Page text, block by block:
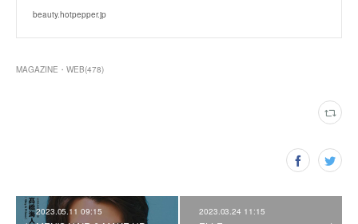
beauty.hotpepper.jp
MAGAZINE・WEB(478)
2023.05.11 09:15 2023.03.24 11:15